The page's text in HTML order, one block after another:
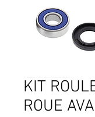
KIT
ROUE